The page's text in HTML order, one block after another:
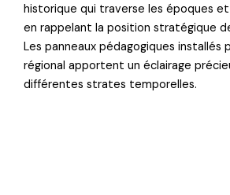
historique qui traverse les époques
en rappelant la position stratégique
Les panneaux pédagogiques installés
régional apportent un éclairage
différentes strates temporelles.